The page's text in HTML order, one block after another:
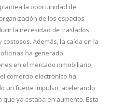
la oportunidad de
de los espacios
la necesidad de traslados
costosos. Además, la caída en la
ha generado
en el mercado inmobiliario,
comercio electrónico ha
un fuerte impulso, acelerando
que ya estaba en aumento. Esta